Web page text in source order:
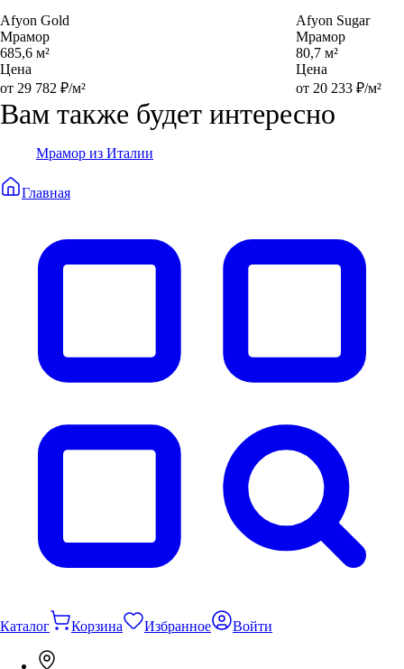
Afyon Gold
Мрамор
685,6 м²
Цена
от 29 782 ₽/м²
Afyon Sugar
Мрамор
80,7 м²
Цена
от 20 233 ₽/м²
Вам также будет интересно
Мрамор из Италии
Главная
Каталог Корзина Избранное Войти